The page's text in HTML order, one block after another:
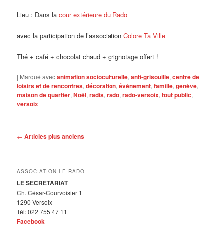
Lieu : Dans lacour extérieure du Rado
avec la participation de l’associationColore Ta Ville
Thé + café + chocolat chaud + grignotage offert !
| Marqué avecanimation socioculturelle,anti-grisouille,centre de
loisirs et de rencontres,décoration,évènement,famille,genève,
maison de quartier,Noël,radis,rado,rado-versoix,tout public,
versoix
Navigation
articles
← Articles plus anciens
ASSOCIATION LE RADO
LE SECRETARIAT
Ch. César-Courvoisier 1
1290 Versoix
Tél: 022 755 47 11
Facebook